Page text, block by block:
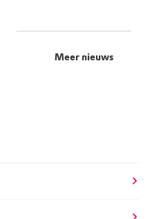
Meer nieuws